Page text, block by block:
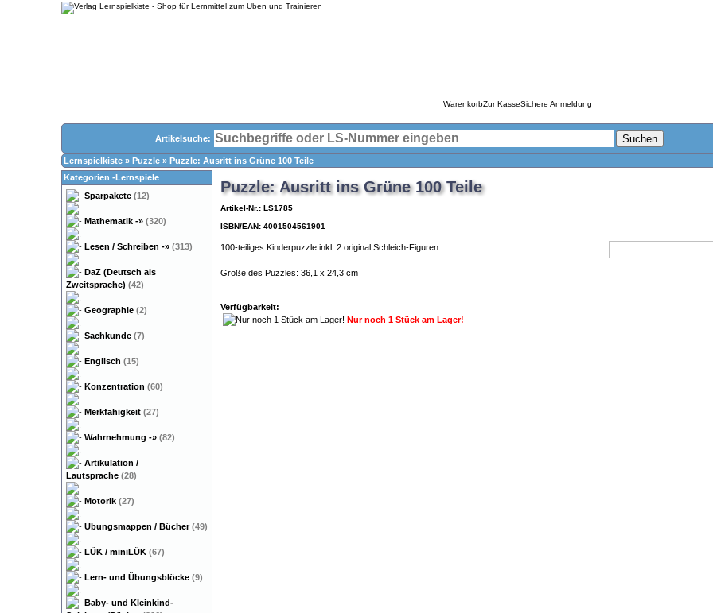
WarenkorbZur KasseSichere Anmeldung
Artikelsuche: Suchen
Lernspielkiste » Puzzle » Puzzle: Ausritt ins Grüne 100 Teile
Puzzle: Ausritt ins Grüne 100 Teile
Artikel-Nr.: LS1785
ISBN/EAN: 4001504561901
100-teiliges Kinderpuzzle inkl. 2 original Schleich-Figuren
Größe des Puzzles: 36,1 x 24,3 cm
Verfügbarkeit:
Nur noch 1 Stück am Lager!
Kategorien -Lernspiele
Sparpakete (12)
Mathematik -» (320)
Lesen / Schreiben -» (313)
DaZ (Deutsch als
Zweitsprache) (42)
Geographie (2)
Sachkunde (7)
Englisch (15)
Konzentration (60)
Merkfähigkeit (27)
Wahrnehmung -» (82)
Artikulation /
Lautsprache (28)
Motorik (27)
Übungsmappen / Bücher(49)
LÜK / miniLÜK (67)
Lern- und Übungsblöcke (9)
Baby- und Kleinkind-